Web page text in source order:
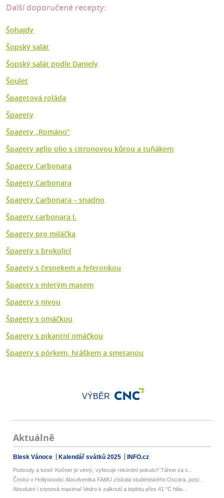
Další doporučené recepty:
Šohajdy
Šopský salát
Šopský salát podle Daniely
Šoulet
Špagetová roláda
Špagety
Špagety „Románo“
Špagety aglio olio s citronovou kůrou a tuňákem
Špagety Carbonara
Špagety Carbonara
Špagety Carbonara – snadno
Špagety carbonara I.
Špagety pro miláčka
Špagety s brokolicí
Špagety s česnekem a feferonkou
Špagety s mletým masem
Špagety s nivou
Špagety s omáčkou
Špagety s pikantní omáčkou
Špagety s pórkem, hráškem a smetanou
VÝBĚR
Aktuálně
Blesk Vánoce Kalendář svátků 2025 INFO.cz
Podvody a tunel: Kočner je vinný, vyfasuje rekordní pokutu? Táhne za s...
Česko v Hollywoodu: Absolventka FAMU získala studentského Oscara, post...
Absolutní i srpnová maxima! Vedro k zalknutí a teplotu přes 41 °C hlás...